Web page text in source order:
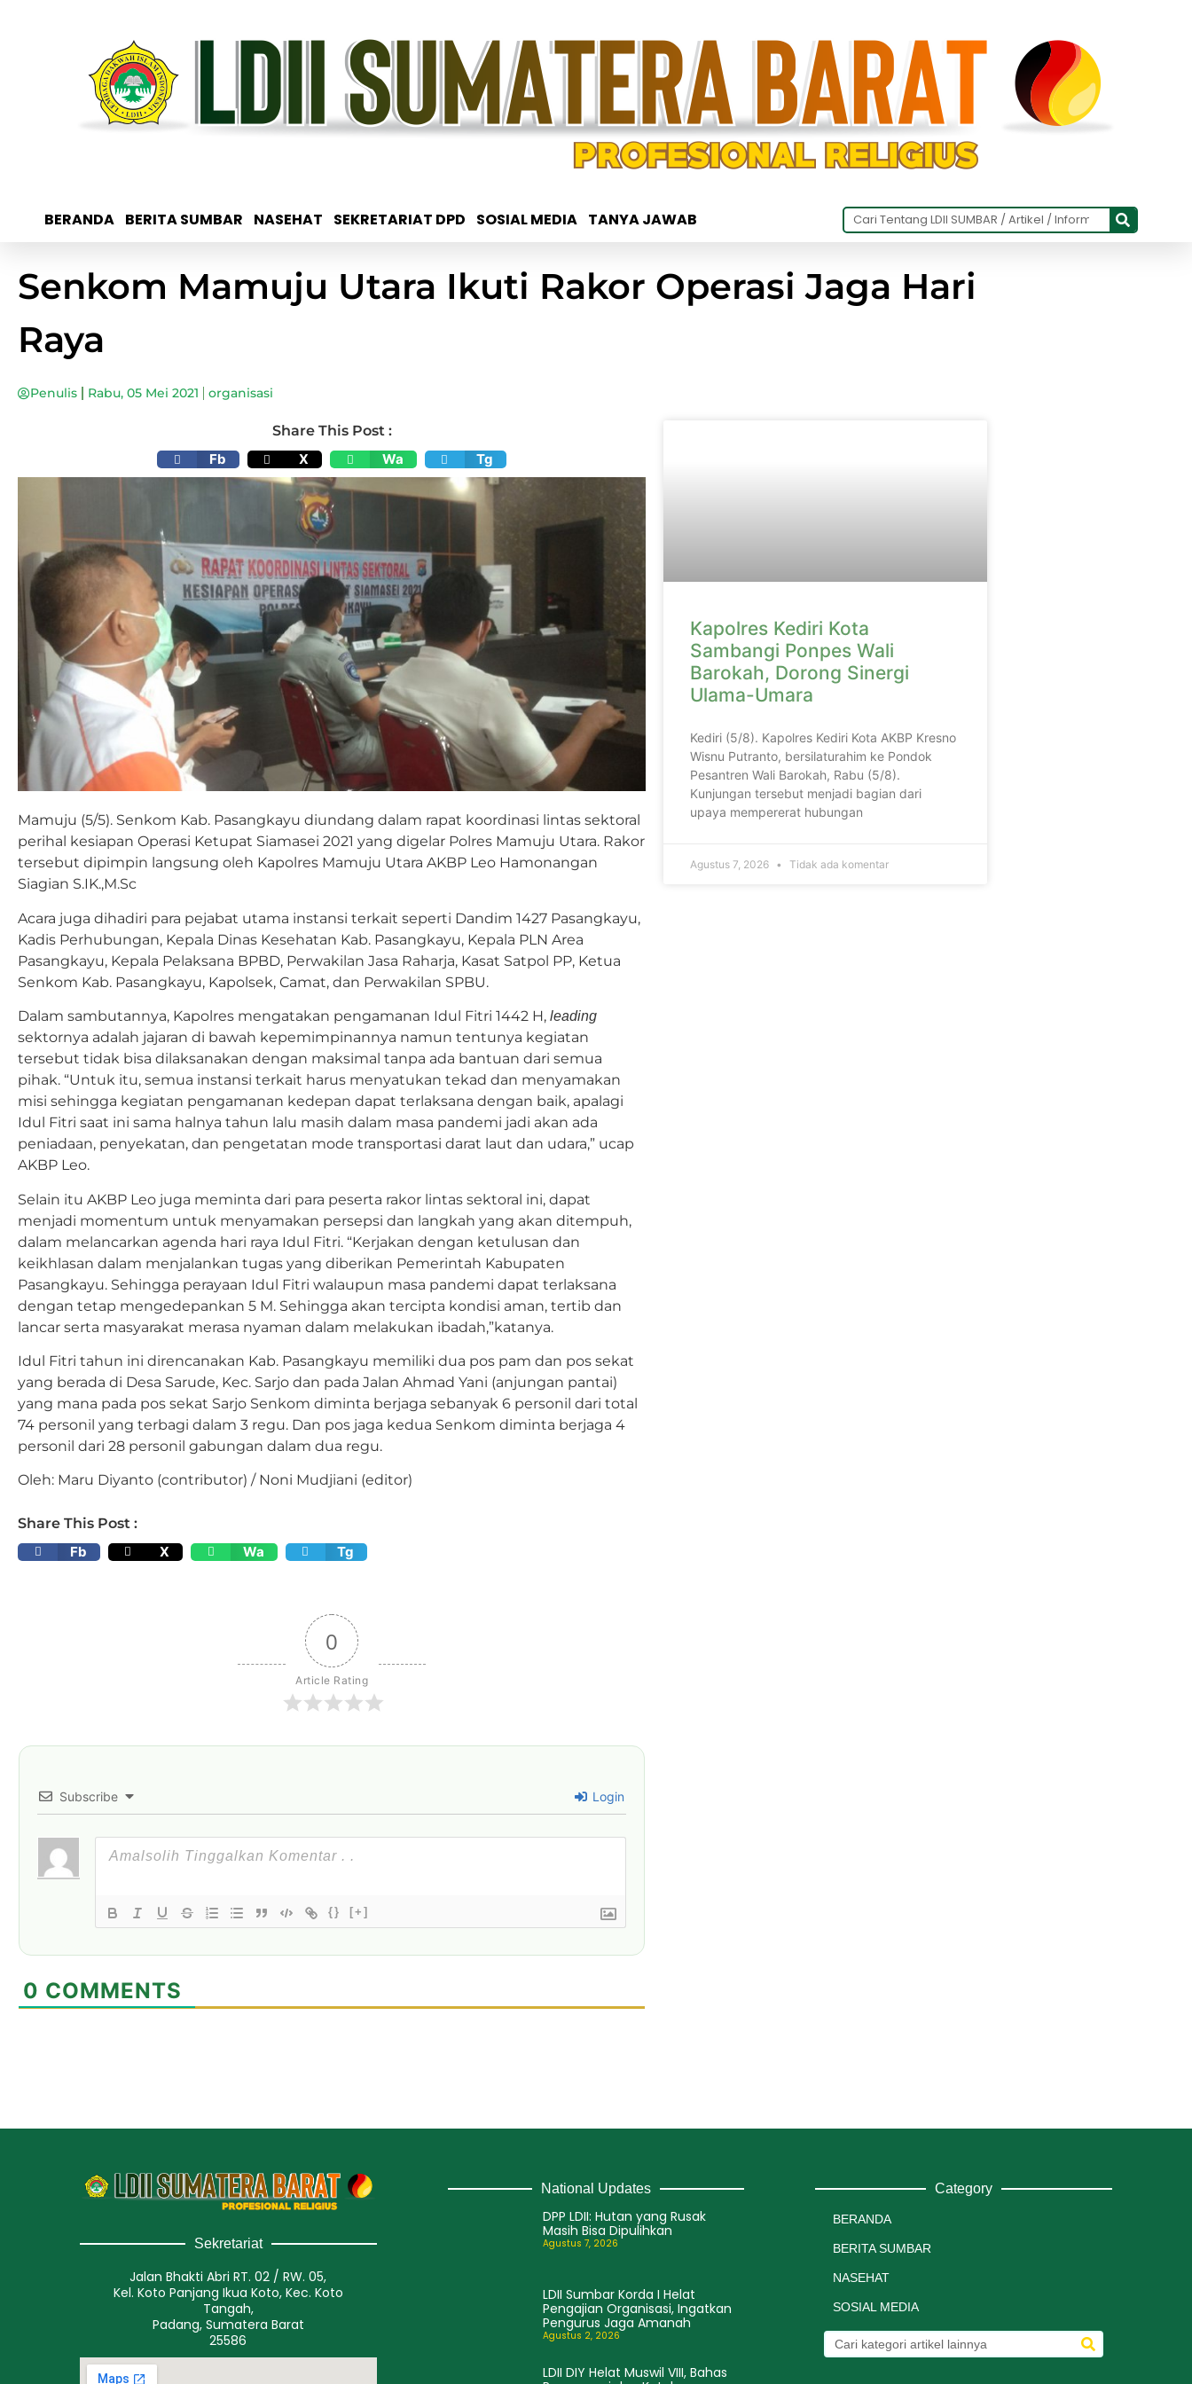
BERANDA BERITA SUMBAR NASEHAT SEKRETARIAT DPD SOSIAL MEDIA TANYA JAWAB
Senkom Mamuju Utara Ikuti Rakor Operasi Jaga Hari
Raya
Penulis Rabu, 05 Mei 2021 organisasi
Share This Post :
Fb
X Wa Tg
Mamuju (5/5). Senkom Kab. Pasangkayu diundang dalam rapat koordinasi lintas sektoral
perihal kesiapan Operasi Ketupat Siamasei 2021 yang digelar Polres Mamuju Utara. Rakor
tersebut dipimpin langsung oleh Kapolres Mamuju Utara AKBP Leo Hamonangan
Siagian S.IK.,M.Sc
Acara juga dihadiri para pejabat utama instansi terkait seperti Dandim 1427 Pasangkayu,
Kadis Perhubungan, Kepala Dinas Kesehatan Kab. Pasangkayu, Kepala PLN Area
Pasangkayu, Kepala Pelaksana BPBD, Perwakilan Jasa Raharja, Kasat Satpol PP, Ketua
Senkom Kab. Pasangkayu, Kapolsek, Camat, dan Perwakilan SPBU.
Dalam sambutannya, Kapolres mengatakan pengamanan Idul Fitri 1442 H, leading
sektornya adalah jajaran di bawah kepemimpinannya namun tentunya kegiatan
tersebut tidak bisa dilaksanakan dengan maksimal tanpa ada bantuan dari semua
pihak. “Untuk itu, semua instansi terkait harus menyatukan tekad dan menyamakan
misi sehingga kegiatan pengamanan kedepan dapat terlaksana dengan baik, apalagi
Idul Fitri saat ini sama halnya tahun lalu masih dalam masa pandemi jadi akan ada
peniadaan, penyekatan, dan pengetatan mode transportasi darat laut dan udara,” ucap
AKBP Leo.
Selain itu AKBP Leo juga meminta dari para peserta rakor lintas sektoral ini, dapat
menjadi momentum untuk menyamakan persepsi dan langkah yang akan ditempuh,
dalam melancarkan agenda hari raya Idul Fitri. “Kerjakan dengan ketulusan dan
keikhlasan dalam menjalankan tugas yang diberikan Pemerintah Kabupaten
Pasangkayu. Sehingga perayaan Idul Fitri walaupun masa pandemi dapat terlaksana
dengan tetap mengedepankan 5 M. Sehingga akan tercipta kondisi aman, tertib dan
lancar serta masyarakat merasa nyaman dalam melakukan ibadah,”katanya.
Idul Fitri tahun ini direncanakan Kab. Pasangkayu memiliki dua pos pam dan pos sekat
yang berada di Desa Sarude, Kec. Sarjo dan pada Jalan Ahmad Yani (anjungan pantai)
yang mana pada pos sekat Sarjo Senkom diminta berjaga sebanyak 6 personil dari total
74 personil yang terbagi dalam 3 regu. Dan pos jaga kedua Senkom diminta berjaga 4
personil dari 28 personil gabungan dalam dua regu.
Oleh: Maru Diyanto (contributor) / Noni Mudjiani (editor)
Share This Post :
Fb
X Wa Tg
0
Article Rating
Subscribe Login
{} [+]
0 COMMENTS
Kapolres Kediri Kota
Sambangi Ponpes Wali
Barokah, Dorong Sinergi
Ulama-Umara
Kediri (5/8). Kapolres Kediri Kota AKBP Kresno
Wisnu Putranto, bersilaturahim ke Pondok
Pesantren Wali Barokah, Rabu (5/8).
Kunjungan tersebut menjadi bagian dari
upaya mempererat hubungan
Agustus 7, 2026 Tidak ada komentar
Sekretariat
Jalan Bhakti Abri RT. 02 / RW. 05,
Kel. Koto Panjang Ikua Koto, Kec. Koto
Tangah,
Padang, Sumatera Barat
25586
National Updates
DPP LDII: Hutan yang Rusak
Masih Bisa Dipulihkan
Agustus 7, 2026
LDII Sumbar Korda I Helat
Pengajian Organisasi, Ingatkan
Pengurus Jaga Amanah
Agustus 2, 2026
LDII DIY Helat Muswil VIII, Bahas
Category
BERANDA
BERITA SUMBAR
NASEHAT
SOSIAL MEDIA